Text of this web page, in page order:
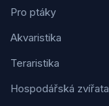
Pro ptáky
Akvaristika
Teraristika
Hospodářská zvířata